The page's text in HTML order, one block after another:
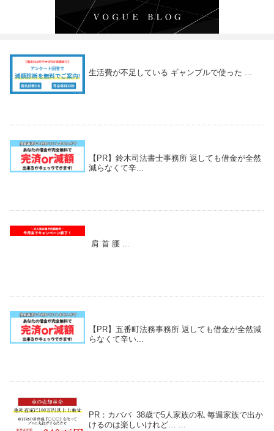
生活費が不足している ギャンブルで使った ...
【PR】鈴木司法書士事務所 返しても借金が全然
減らなくて辛...
肩 首 腰 ...
【PR】五番町法務事務所 返しても借金が全然減
らなくて辛い...
PR：カババ 38歳で5人家族の私 毎週家族で出か
けるのは楽しいけれど… ...